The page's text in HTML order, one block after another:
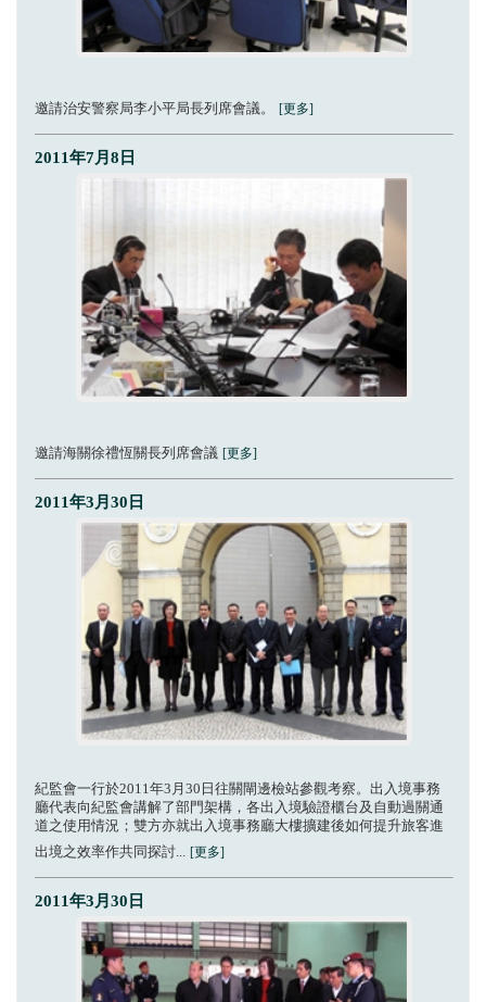
邀請治安警察局李小平局長列席會議。 [更多]
2011年7月8日
邀請海關徐禮恆關長列席會議 [更多]
2011年3月30日
紀監會一行於2011年3月30日往關閘邊檢站參觀考察。出入境事務
廳代表向紀監會講解了部門架構，各出入境驗證櫃台及自動過關通
道之使用情況；雙方亦就出入境事務廳大樓擴建後如何提升旅客進
出境之效率作共同探討... [更多]
2011年3月30日